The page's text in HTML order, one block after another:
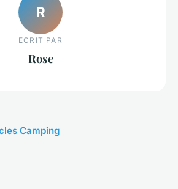
R
ECRIT PAR
Rose
Camping